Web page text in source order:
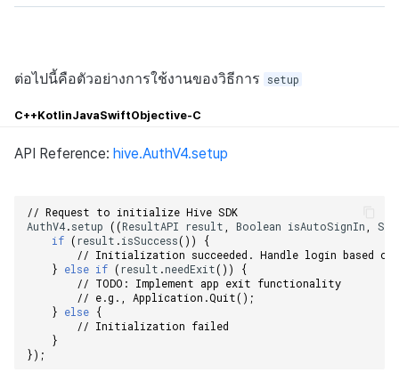
ต่อไปนี้คือตัวอย่างการใช้งานของวิธีการ setup
C++KotlinJavaSwiftObjective-C
API Reference: hive.AuthV4.setup
// Request to initialize Hive SDK
AuthV4.setup ((ResultAPI result Boolean isAutoSignIn
if (result .isSuccess())
{
// Initialization succeeded. Handle login based
} else if (result .needExit())
{
// TODO: Implement app exit functionality
// e.g., Application.Quit();
} else {
// Initialization failed
}
});